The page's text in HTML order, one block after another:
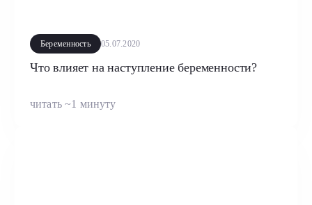
Беременность 05.07.2020
Что влияет на наступление беременности?
читать ~1 минуту